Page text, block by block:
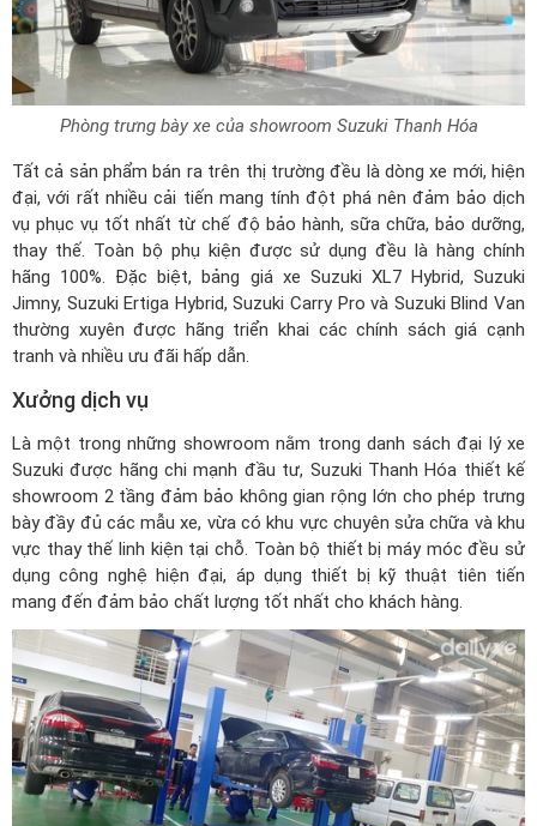
Phòng trưng bày xe của showroom Suzuki Thanh Hóa
Tất cả sản phẩm bán ra trên thị trường đều là dòng xe mới, hiện
đại, với rất nhiều cải tiến mang tính đột phá nên đảm bảo dịch
vụ phục vụ tốt nhất từ chế độ bảo hành, sữa chữa, bảo dưỡng,
thay thế. Toàn bộ phụ kiện được sử dụng đều là hàng chính
hãng 100%. Đặc biệt,bảng giá xe Suzuki XL7 Hybrid, Suzuki
Jimny, Suzuki Ertiga Hybrid, Suzuki Carry Pro và Suzuki Blind Van
thường xuyên được hãng triển khai các chính sách giá cạnh
tranh và nhiều ưu đãi hấp dẫn.
Xưởng dịch vụ
Là một trong những showroom nằm trongdanh sách đại lý xe
Suzuki được hãng chi mạnh đầu tư, Suzuki Thanh Hóa thiết kế
showroom 2 tầng đảm bảo không gian rộng lớn cho phép trưng
bày đầy đủ các mẫu xe, vừa có khu vực chuyên sửa chữa và khu
vực thay thế linh kiện tại chỗ. Toàn bộ thiết bị máy móc đều sử
dụng công nghệ hiện đại, áp dụng thiết bị kỹ thuật tiên tiến
mang đến đảm bảo chất lượng tốt nhất cho khách hàng.